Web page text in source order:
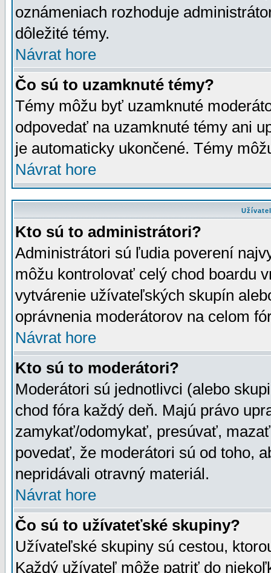
oznámeniach rozhoduje
dôležité témy.
Návrat hore
Čo sú to uzamknuté témy?
Témy môžu byť uzamknuté
odpovedať na uzamknuté témy ani
je automaticky ukončené. Témy
Návrat hore
Kto sú to administrátori?
Administrátori sú ľudia poverení
môžu kontrolovať celý chod boardu
vytvárenie užívateľských skupín
oprávnenia moderátorov na celom
Návrat hore
Kto sú to moderátori?
Moderátori sú jednotlivci (alebo
chod fóra každý deň. Majú právo
zamykať/odomykať, presúvať,
povedať, že moderátori sú od toho,
nepridávali otravný materiál.
Návrat hore
Čo sú to užívateťské skupiny?
Užívateľské skupiny sú cestou,
Každý užívateľ môže patriť do